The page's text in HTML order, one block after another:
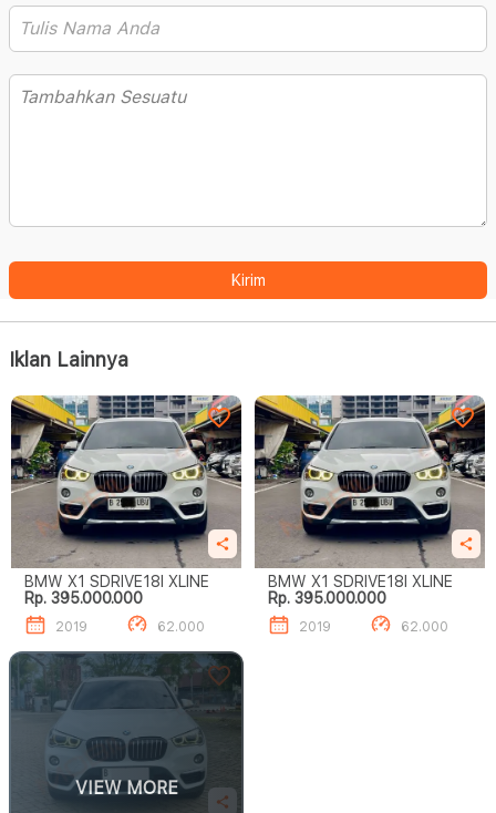
Kirim
Iklan Lainnya
BMW X1 SDRIVE18I XLINE
Rp. 395.000.000
2019 62.000
BMW X1 SDRIVE18I XLINE
Rp. 395.000.000
2019 62.000
VIEW MORE